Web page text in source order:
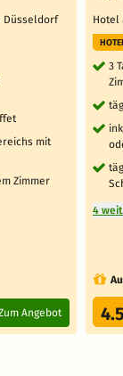
Düsseldorf
mit
Zimmer
Angebot
Hotel
3
4
4.5